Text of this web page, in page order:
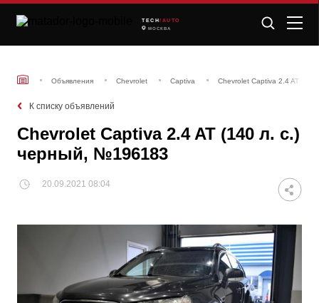
TECH /AUTO
МОСКВА
Объявления Chevrolet Captiva Chevrolet Captiva 2.4 AT
К списку объявлений
Chevrolet Captiva 2.4 AT (140 л. с.)
черный, №196183
20.09.2021 08:04